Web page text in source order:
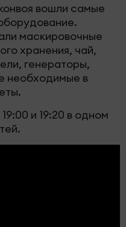
вошли самые
маскировочные
хранения, чай,
генераторы,
необходимые в
и 19:20 в одном